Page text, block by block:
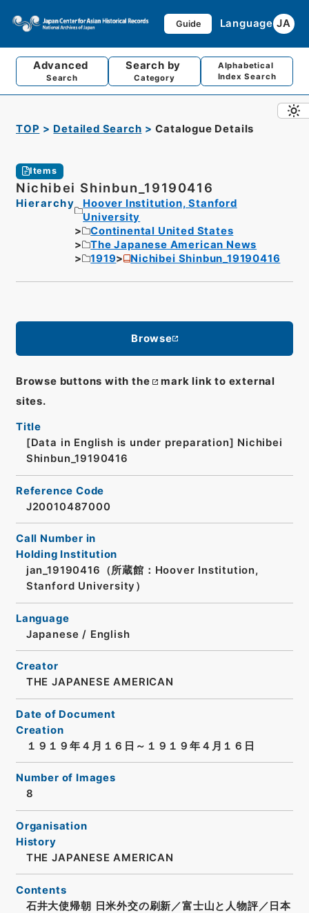
Guide Language JA
Advanced
Search
Search by
Category
Alphabetical
Index Search
TOP Detailed Search Catalogue Details
Items
Nichibei Shinbun_19190416
Hierarchy
Hoover Institution, Stanford
University
Continental United States
The Japanese American News
1919
Nichibei Shinbun_19190416
Browse
Browse buttons with the
mark link to external
sites.
Title
[Data in English is under preparation] Nichibei
Shinbun_19190416
Reference Code
J20010487000
Call Number in
Holding Institution
jan_19190416（所蔵館：Hoover Institution,
Stanford University）
Language
Japanese / English
Creator
THE JAPANESE AMERICAN
Date of Document
Creation
１９１９年４月１６日～１９１９年４月１６日
Number of Images
8
Organisation
History
THE JAPANESE AMERICAN
Contents
石井大使帰朝 日米外交の刷新／富士山と人物評／日本